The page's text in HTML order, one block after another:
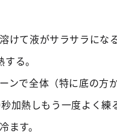
けて液がサラサラにな
る。
ンで全体（特に底の方
加熱しもう一度よく練
ます。